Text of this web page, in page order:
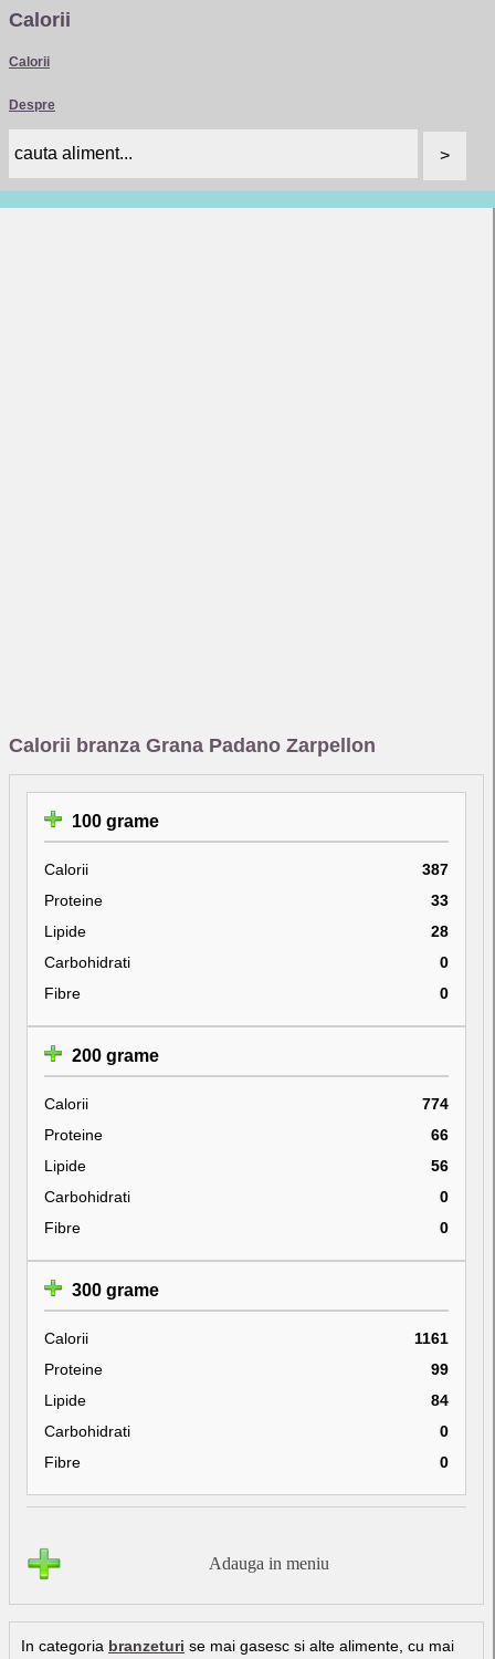
Calorii
Calorii
Despre
Calorii branza Grana Padano Zarpellon
100 grame
Calorii
387
Proteine
33
Lipide
28
Carbohidrati
0
Fibre
0
200 grame
Calorii
774
Proteine
66
Lipide
56
Carbohidrati
0
Fibre
0
300 grame
Calorii
1161
Proteine
99
Lipide
84
Carbohidrati
0
Fibre
0
Adauga in meniu
In categoria branzeturi se mai gasesc si alte alimente, cu mai